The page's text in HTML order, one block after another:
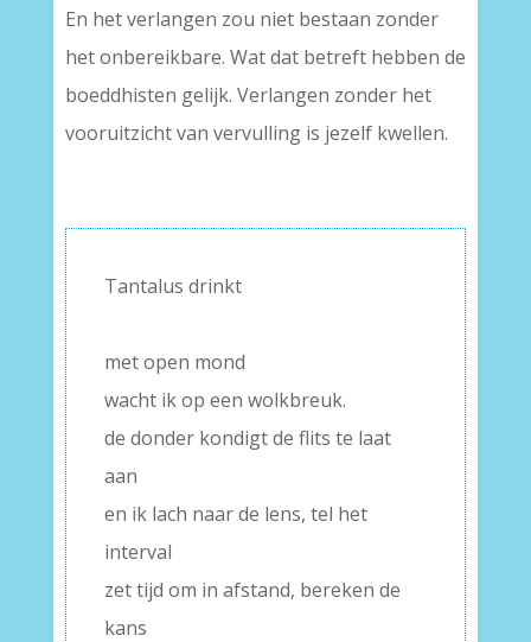
En het verlangen zou niet bestaan zonder
het onbereikbare. Wat dat betreft hebben de
boeddhisten gelijk. Verlangen zonder het
vooruitzicht van vervulling is jezelf kwellen.
Tantalus drinkt
met open mond
wacht ik op een wolkbreuk.
de donder kondigt de flits te laat
aan
en ik lach naar de lens, tel het
interval
zet tijd om in afstand, bereken de
kans